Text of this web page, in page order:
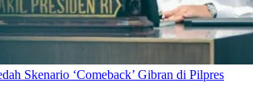
Skenario ‘Comeback’ Gibran di Pilpres